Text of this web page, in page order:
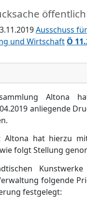
öffentlich
Ausschuss
und Wirtschaft Ö
Altona
anliegende
Altona hat hierzu
folgt Stellung
folgende
festgelegt: